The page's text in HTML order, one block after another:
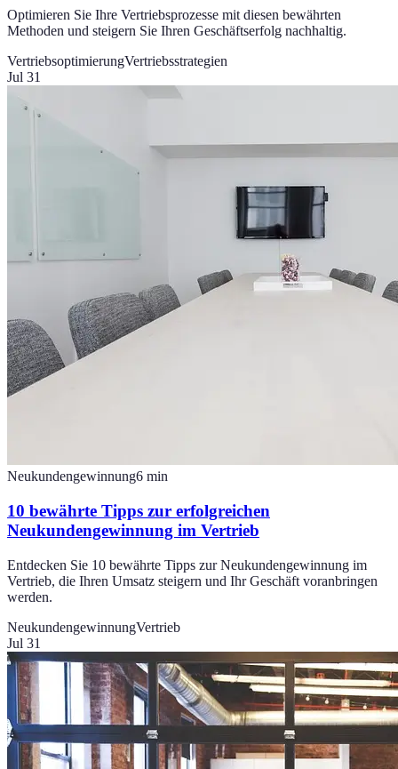
Optimieren Sie Ihre Vertriebsprozesse mit diesen bewährten
Methoden und steigern Sie Ihren Geschäftserfolg nachhaltig.
VertriebsoptimierungVertriebsstrategien
Jul 31
Neukundengewinnung6 min
10 bewährte Tipps zur erfolgreichen
Neukundengewinnung im Vertrieb
Entdecken Sie 10 bewährte Tipps zur Neukundengewinnung im
Vertrieb, die Ihren Umsatz steigern und Ihr Geschäft voranbringen
werden.
NeukundengewinnungVertrieb
Jul 31